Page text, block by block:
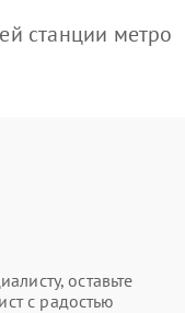
станции метро
оставьте
с радостью